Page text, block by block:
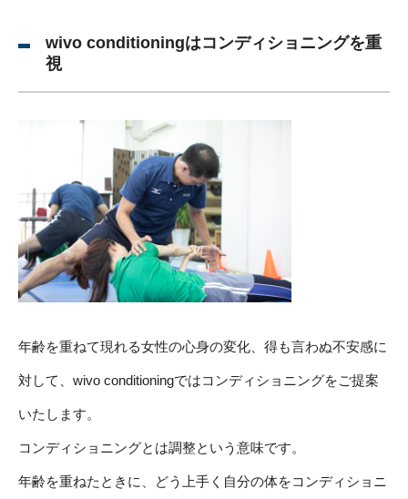
wivo conditioningはコンディショニングを重
視
年齢を重ねて現れる女性の心身の変化、得も言わぬ不安感に
対して、wivo conditioningではコンディショニングをご提案
いたします。
コンディショニングとは調整という意味です。
年齢を重ねたときに、どう上手く自分の体をコンディショニ